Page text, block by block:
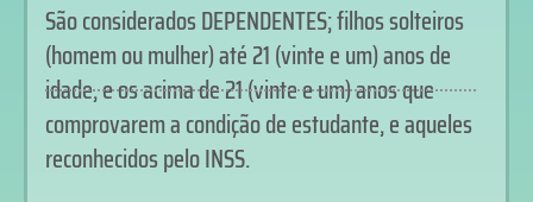
São considerados DEPENDENTES; filhos solteiros
(homem ou mulher) até 21 (vinte e um) anos de
idade, e os acima de 21 (vinte e um) anos que
comprovarem a condição de estudante, e aqueles
reconhecidos pelo INSS.